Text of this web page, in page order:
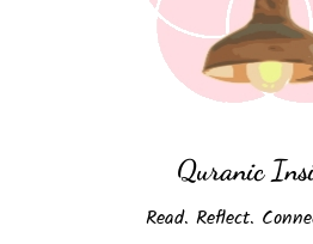
Quranic
Read. Reflect.